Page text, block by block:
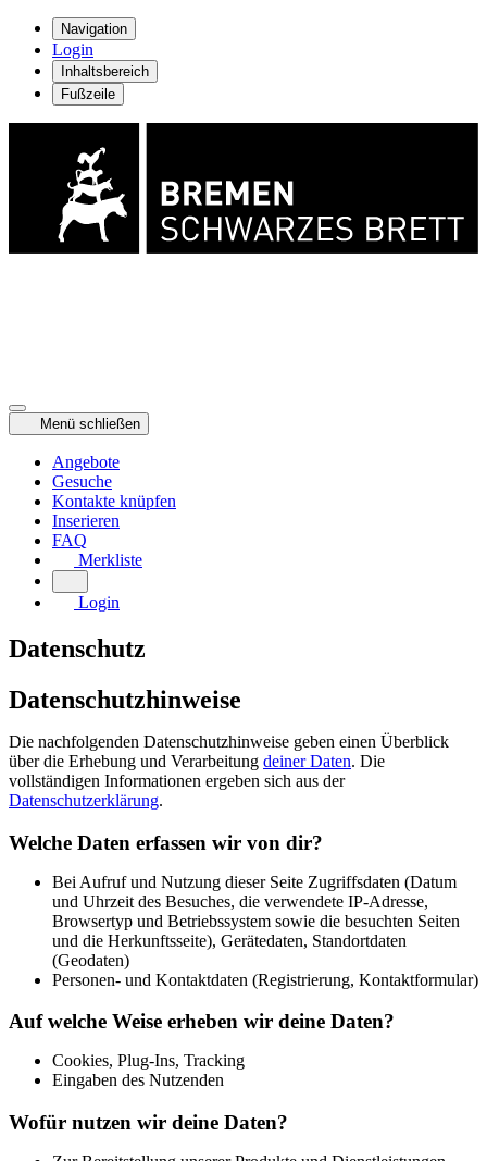
Navigation
Login
Inhaltsbereich
Fußzeile
Menü schließen
Angebote
Gesuche
Kontakte knüpfen
Inserieren
FAQ
Merkliste
Login
Datenschutz
Datenschutzhinweise
Die nachfolgenden Datenschutzhinweise geben einen Überblick
über die Erhebung und Verarbeitung deiner Daten. Die
vollständigen Informationen ergeben sich aus der
Datenschutzerklärung.
Welche Daten erfassen wir von dir?
Bei Aufruf und Nutzung dieser Seite Zugriffsdaten (Datum
und Uhrzeit des Besuches, die verwendete IP-Adresse,
Browsertyp und Betriebssystem sowie die besuchten Seiten
und die Herkunftsseite), Gerätedaten, Standortdaten
(Geodaten)
Personen- und Kontaktdaten (Registrierung, Kontaktformular)
Auf welche Weise erheben wir deine Daten?
Cookies, Plug-Ins, Tracking
Eingaben des Nutzenden
Wofür nutzen wir deine Daten?